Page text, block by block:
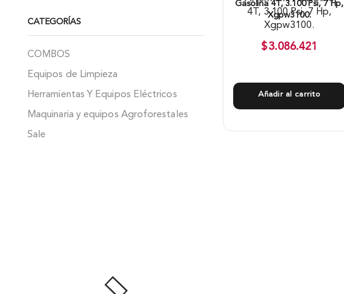
Gasolina 4T, 3.100 Psi, 7 Hp,
Xgpw3100.
$3.086.421
Añadir al carrito
CATEGORÍAS
COMBOS
Equipos de Limpieza
Herramientas Y Equipos Eléctricos
Maquinaria y equipos Agroforestales
Sale